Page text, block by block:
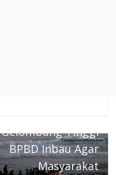
Gelombang Tinggi
BPBD Inbau Agar
Masyarakat